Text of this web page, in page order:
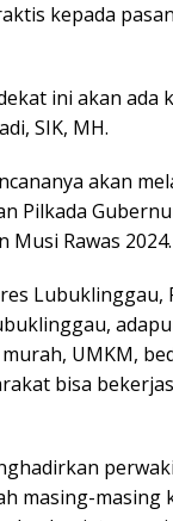
kepada
ini akan ada
SIK, MH.
akan
Pilkada
Rawas 2024.
UMKM,
bisa
masing-